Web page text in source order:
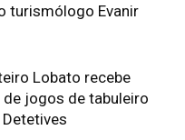
turismólogo Evanir
Lobato recebe
jogos de tabuleiro